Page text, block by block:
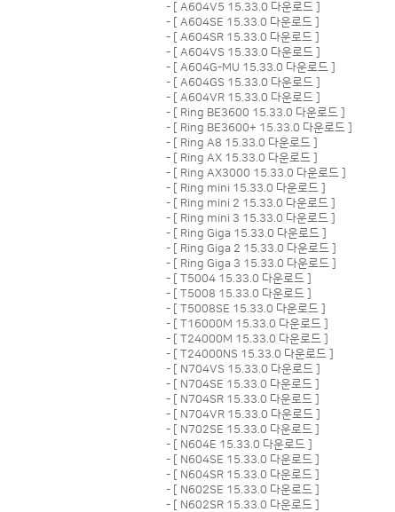
- [ A604V5 15.33.0 다운로드]
- [ A604SE 15.33.0 다운로드]
- [ A604SR 15.33.0 다운로드]
- [ A604VS 15.33.0 다운로드]
- [ A604G-MU 15.33.0 다운로드]
- [ A604GS 15.33.0 다운로드]
- [ A604VR 15.33.0 다운로드]
- [
Ring BE3600 15.33.0 다운로드]
- [
Ring BE3600+ 15.33.0 다운로드]
- [
Ring A8 15.33.0 다운로드]
- [
Ring AX 15.33.0 다운로드]
- [
Ring AX3000 15.33.0 다운로드]
- [
Ring mini 15.33.0 다운로드]
- [
Ring mini 2 15.33.0 다운로드]
- [
Ring mini 3 15.33.0 다운로드]
- [
Ring Giga 15.33.0 다운로드]
- [
Ring Giga 2 15.33.0 다운로드]
- [
Ring Giga 3 15.33.0 다운로드]
- [ T5004 15.33.0 다운로드]
- [ T5008 15.33.0 다운로드]
- [ T5008SE 15.33.0 다운로드]
- [ T16000M 15.33.0 다운로드]
- [ T24000M 15.33.0 다운로드]
- [ T24000NS 15.33.0 다운로드]
- [
N704VS 15.33.0 다운로드]
- [
N704SE 15.33.0 다운로드]
- [
N704SR 15.33.0 다운로드]
- [
N704VR 15.33.0 다운로드]
- [
N702SE 15.33.0 다운로드]
- [
N604E 15.33.0 다운로드]
- [
N604SE 15.33.0 다운로드]
- [
N604SR 15.33.0 다운로드]
- [
N602SE 15.33.0 다운로드]
- [
N602SR 15.33.0 다운로드]